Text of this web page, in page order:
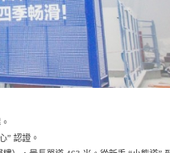
” 認證。